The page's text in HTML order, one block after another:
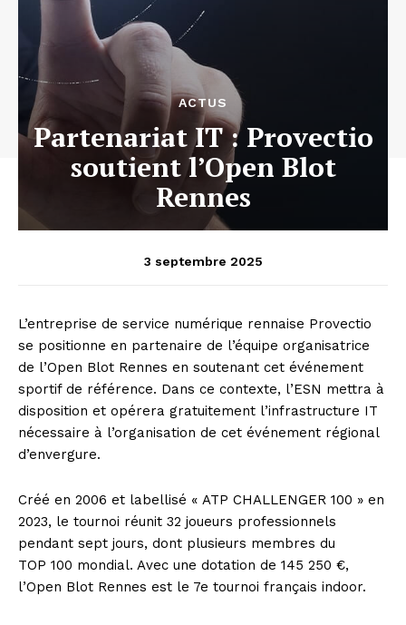
ACTUS
Partenariat IT : Provectio
soutient l’Open Blot
Rennes
3 septembre 2025
L’entreprise de service numérique rennaise Provectio
se positionne en partenaire de l’équipe organisatrice
de l’Open Blot Rennes en soutenant cet événement
sportif de référence. Dans ce contexte, l’ESN mettra à
disposition et opérera gratuitement l’infrastructure IT
nécessaire à l’organisation de cet événement régional
d’envergure.
Créé en 2006 et labellisé « ATP CHALLENGER 100 » en
2023, le tournoi réunit 32 joueurs professionnels
pendant sept jours, dont plusieurs membres du
TOP 100 mondial. Avec une dotation de 145 250 €,
l’Open Blot Rennes est le 7e tournoi français indoor.